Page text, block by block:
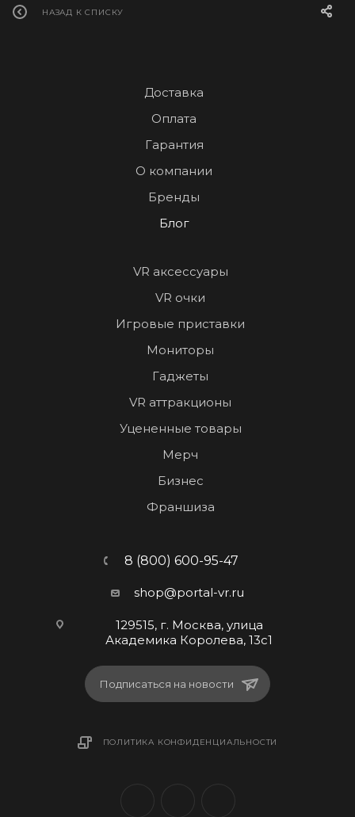
НАЗАД К СПИСКУ
Доставка
Оплата
Гарантия
О компании
Бренды
Блог
VR аксессуары
VR очки
Игровые приставки
Мониторы
Гаджеты
VR аттракционы
Уцененные товары
Мерч
Бизнес
Франшиза
8 (800) 600-95-47
shop@portal-vr.ru
129515, г. Москва, улица
Академика Королева, 13с1
Подписаться на новости
ПОЛИТИКА КОНФИДЕНЦИАЛЬНОСТИ